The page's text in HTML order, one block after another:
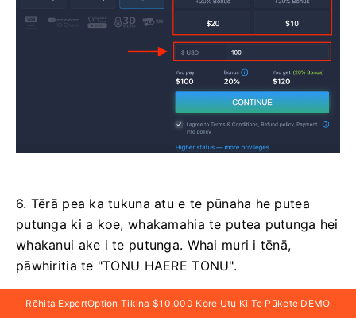
6. Tērā pea ka tukuna atu e te pūnaha he putea
putunga ki a koe, whakamahia te putea putunga hei
whakanui ake i te putunga. Whai muri i tēnā,
pāwhiritia te "TONU HAERE TONU".
Rēhita ExpertOption Tikina $10,000 Kore Utu Ki Te Pūkete DEMO